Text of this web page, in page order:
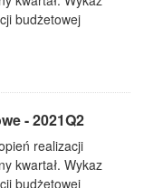
budżetowej
- 2021Q2
realizacji
kwartał. Wykaz
budżetowej